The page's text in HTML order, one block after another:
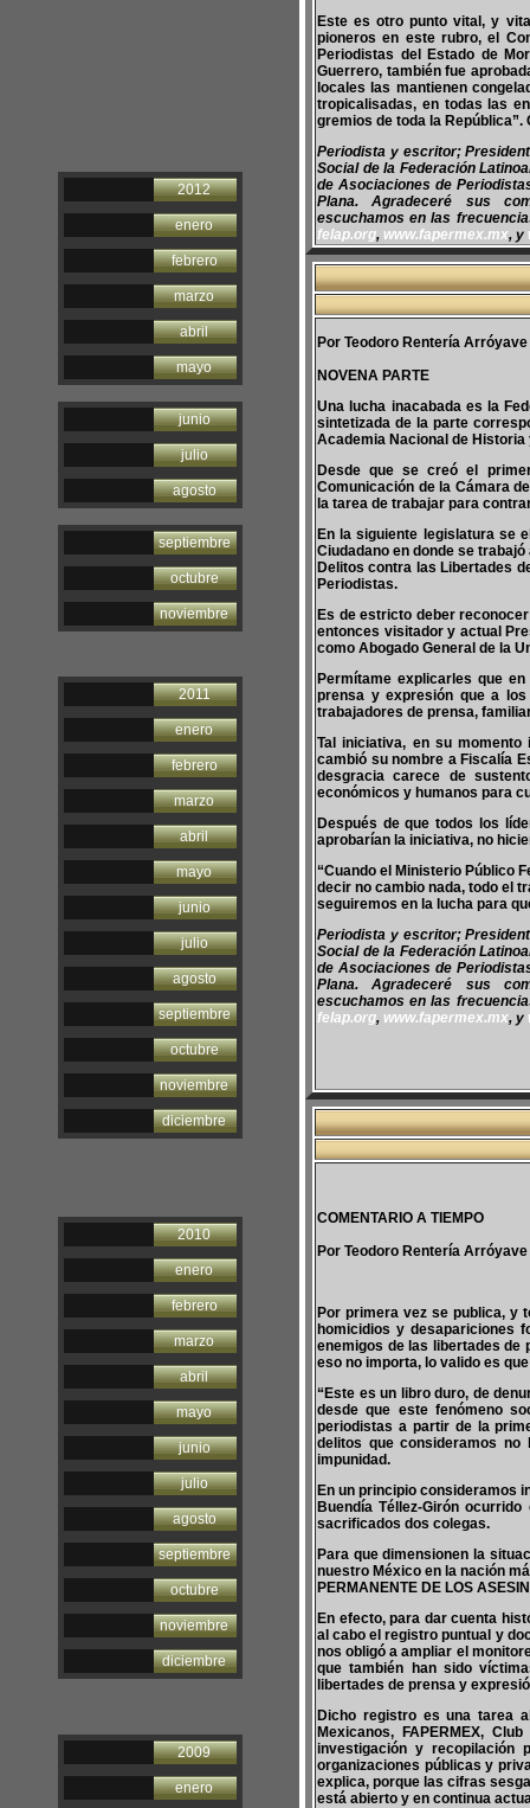
2012
enero
febrero
marzo
abril
mayo
junio
julio
agosto
septiembre
octubre
noviembre
2011
enero
febrero
marzo
abril
mayo
junio
julio
agosto
septiembre
octubre
noviembre
diciembre
2010
enero
febrero
marzo
abril
mayo
junio
julio
agosto
septiembre
octubre
noviembre
diciembre
2009
enero
Este es otro punto vital, y
pioneros en este rubro, el
Periodistas del Estado de
Guerrero, también fue
locales las mantienen
tropicalisadas, en todas las
gremios de toda la República”.
Periodista y escritor;
Social de la Federación
de Asociaciones de
Plana. Agradeceré sus
escuchamos en las
felap.org, www.fapermex.mx, y
Por Teodoro Rentería Arróyave
NOVENA PARTE
Una lucha inacabada es la
sintetizada de la parte
Academia Nacional de Historia
Desde que se creó el
Comunicación de la Cámara
la tarea de trabajar para
En la siguiente legislatura se
Ciudadano en donde se
Delitos contra las Libertades
Periodistas.
Es de estricto deber
entonces visitador y actual
como Abogado General de la
Permítame explicarles que
prensa y expresión que a
trabajadores de prensa,
Tal iniciativa, en su
cambió su nombre a Fiscalía
desgracia carece de
económicos y humanos para
Después de que todos los
aprobarían la iniciativa, no
“Cuando el Ministerio Público
decir no cambio nada, todo el
seguiremos en la lucha para
Periodista y escritor;
Social de la Federación
de Asociaciones de
Plana. Agradeceré sus
escuchamos en las
felap.org, www.fapermex.mx, y
COMENTARIO A TIEMPO
Por Teodoro Rentería Arróyave
Por primera vez se publica, y
homicidios y desapariciones
enemigos de las libertades de
eso no importa, lo valido es
“Este es un libro duro, de
desde que este fenómeno
periodistas a partir de la
delitos que consideramos no
impunidad.
En un principio consideramos
Buendía Téllez-Girón
sacrificados dos colegas.
Para que dimensionen la
nuestro México en la nación
PERMANENTE DE LOS
En efecto, para dar cuenta
al cabo el registro puntual y
nos obligó a ampliar el
que también han sido
libertades de prensa y
Dicho registro es una tarea
Mexicanos, FAPERMEX,
investigación y recopilación
organizaciones públicas y
explica, porque las cifras
está abierto y en continua